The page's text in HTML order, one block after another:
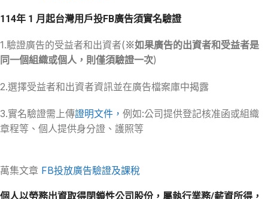
114年 1 月起台灣用戶投FB廣告須實名驗證
1.驗證廣告的受益者和出資者(※如果廣告的出資者和受益者是
同一個組織或個人，則僅須驗證一次)
2.選擇受益者和出資者資訊並在廣告檔案庫中揭露
3.實名驗證需上傳證明文件， 例如:公司提供登記核准函或組織
章程等、個人提供身分證、護照等
萬集文章 FB投放廣告驗證及課稅
個人以勞務出資取得閉鎖性公司股份，屬執行業務/薪資所得，